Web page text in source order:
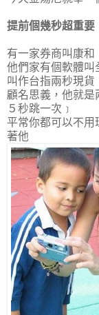
提前個幾秒超重要
有一家券商叫康和
他們家有個軟體叫
叫作台指兩秒現貨
顧名思義，他就是
５秒跳一次﹞
平常你都可以不用
著他